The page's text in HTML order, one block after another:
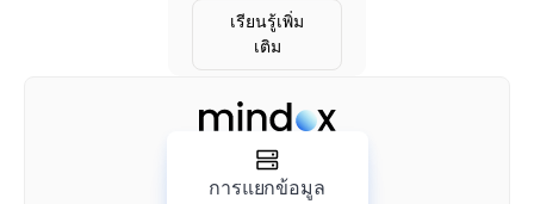
เรียนรู้เพิ่ม
เติม
การแยกข้อมูล